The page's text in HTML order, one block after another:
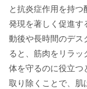
と抗炎症作用を持つ
発現を著しく促進す
動後や長時間のデス
る と、筋肉をリラッ
体を守るのに役立つ
取り除くことで、肌